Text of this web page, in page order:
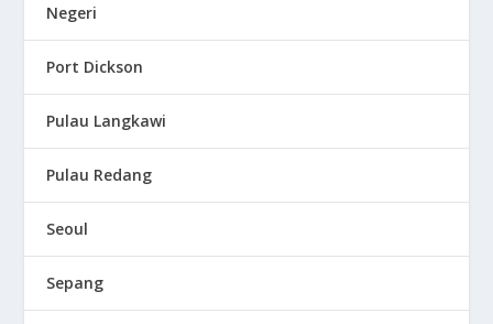
Negeri
Port Dickson
Pulau Langkawi
Pulau Redang
Seoul
Sepang